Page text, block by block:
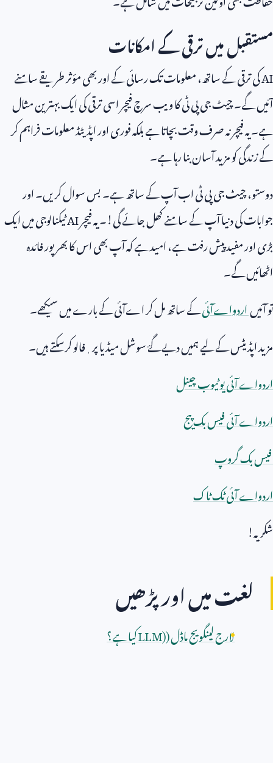
مستقبل میں ترقی کے امکانات
AIکی ترقی کے ساتھ، معلومات تک رسائی کے اور بھی مؤثر طریقے سامنے
آئیں گے۔ چیٹ جی پی ٹی کا ویب سرچ فیچر اسی ترقی کی ایک بہترین مثال
ہے۔ یہ فیچر نہ صرف وقت بچاتا ہے بلکہ فوری اور اپڈیٹڈ معلومات فراہم کر
کے زندگی کو مزید آسان بنا رہا ہے۔
دوستو، چیٹ جی پی ٹی اب آپ کے ساتھ ہے۔ بس سوال کریں۔ اور
جوابات کی دنیا آپ کے سامنے کھل جائے گی!۔ یہ فیچرAIٹیکنالوجی میں ایک
بڑی اور مفید پیش رفت ہے، امید ہے کہ آپ بھی اس کا بھرپور فائدہ
اٹھائیں گے۔
تو آئیںاردواےآئیکے ساتھ مل کر اےآئی کے بارے میں سیکھے۔
مزید اپڈیٹس کے لیے ہمیں دیےگۓ سوشل میڈیا پر ٖفالو کرسکتے ہیں۔
اردواے آئی یوٹیوب چینل
اردواے آئی فیس بک پیج
فیس بک گروپ
اردواے آئی ٹک ٹاک
شکریہ!
لغت میں اور پڑھیں
لارج لینگویج ماڈل (LLM)کیا ہے؟